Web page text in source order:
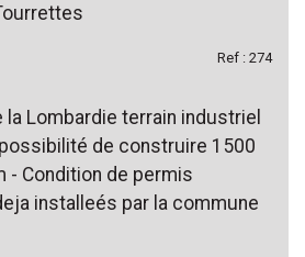
Ref : 274
Lombardie terrain industriel
de construire 1500
- Condition de permis
installeés par la commune